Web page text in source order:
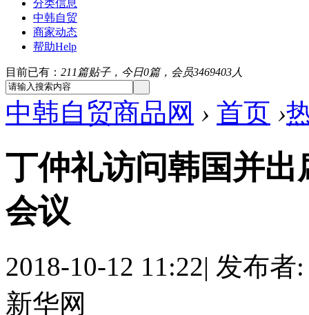
分类信息
中韩自贸
商家动态
帮助Help
目前已有： 211篇贴子，今日0篇，会员3469403人
中韩自贸商品网 › 首页 ›
丁仲礼访问韩国并
会议
2018-10-12 11:22| 发布者
新华网